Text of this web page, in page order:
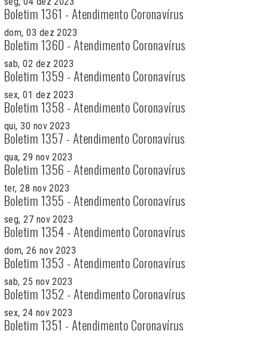
Boletim 1361 - Atendimento Coronavírus
dom, 03 dez 2023
Boletim 1360 - Atendimento Coronavírus
sab, 02 dez 2023
Boletim 1359 - Atendimento Coronavírus
sex, 01 dez 2023
Boletim 1358 - Atendimento Coronavírus
qui, 30 nov 2023
Boletim 1357 - Atendimento Coronavírus
qua, 29 nov 2023
Boletim 1356 - Atendimento Coronavírus
ter, 28 nov 2023
Boletim 1355 - Atendimento Coronavírus
seg, 27 nov 2023
Boletim 1354 - Atendimento Coronavírus
dom, 26 nov 2023
Boletim 1353 - Atendimento Coronavírus
sab, 25 nov 2023
Boletim 1352 - Atendimento Coronavírus
sex, 24 nov 2023
Boletim 1351 - Atendimento Coronavírus